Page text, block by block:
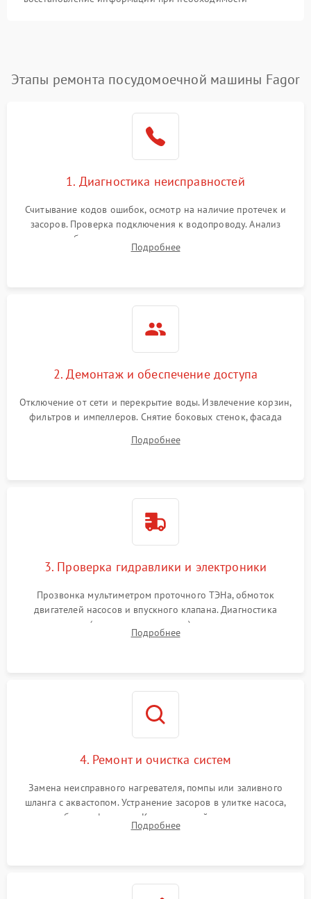
Этапы ремонта посудомоечной машины Fagor
1. Диагностика неисправностей
Считывание кодов ошибок, осмотр на наличие протечек и
засоров. Проверка подключения к водопроводу. Анализ
жалоб на отсутствие слива, нагрева, вращения
разбрызгивателей или срабатывание системы защиты
Подробнее
2. Демонтаж и обеспечение доступа
Отключение от сети и перекрытие воды. Извлечение корзин,
фильтров и импеллеров. Снятие боковых стенок, фасада
циркуляционному насосу, ТЭНу и сливной помпе.
Подробнее
3. Проверка гидравлики и электроники
Прозвонка мультиметром проточного ТЭНа, обмоток
двигателей насосов и впускного клапана. Диагностика
прессостата (датчика уровня воды), датчика мутности,
концевика дверцы и электронного модуля управления.
Подробнее
4. Ремонт и очистка систем
Замена неисправного нагревателя, помпы или заливного
шланга с аквастопом. Устранение засоров в улитке насоса,
патрубках и фильтрах. Компонентный ремонт платы
управления, восстановление поврежденной проводки.
Подробнее